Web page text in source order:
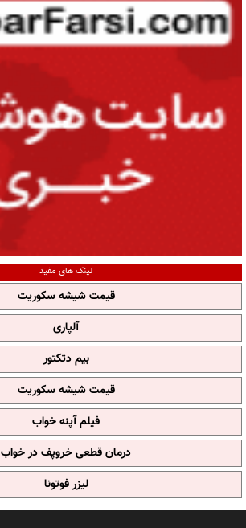
لینک های مفید
قیمت شیشه سکوریت
آلپاری
بیم دتکتور
قیمت شیشه سکوریت
فیلم آپنه خواب
درمان قطعی خروپف در خواب
لیزر فوتونا